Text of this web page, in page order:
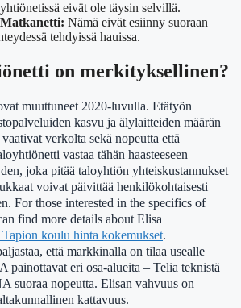
eivät ole täysin selvillä.
Nämä eivät esiinny suoraan
tehdyissä hauissa.
on merkityksellinen?
muuttuneet 2020-luvulla. Etätyön
kasvu ja älylaitteiden määrän
verkolta sekä nopeutta että
vastaa tähän haasteeseen
joka pitää taloyhtiön yhteiskustannukset
voivat päivittää henkilökohtaisesti
For those interested in the specifics of
find more details about Elisa
koulu hinta kokemukset.
että markkinalla on tilaa usealle
painottavat eri osa-alueita – Telia teknistä
suoraa nopeutta. Elisan vahvuus on
kattavuus.